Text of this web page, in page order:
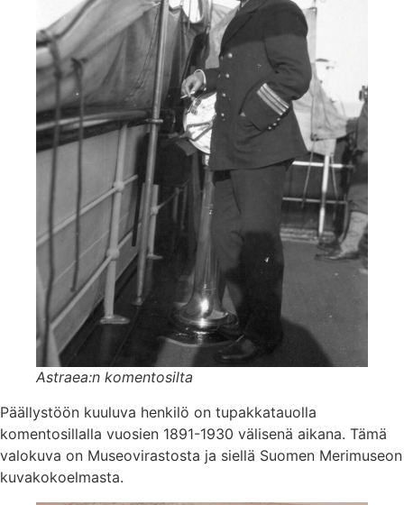
Astraea:n komentosilta
Päällystöön kuuluva henkilö on tupakkatauolla
komentosillalla vuosien 1891-1930 välisenä aikana. Tämä
valokuva on Museovirastosta ja siellä Suomen Merimuseon
kuvakokoelmasta.